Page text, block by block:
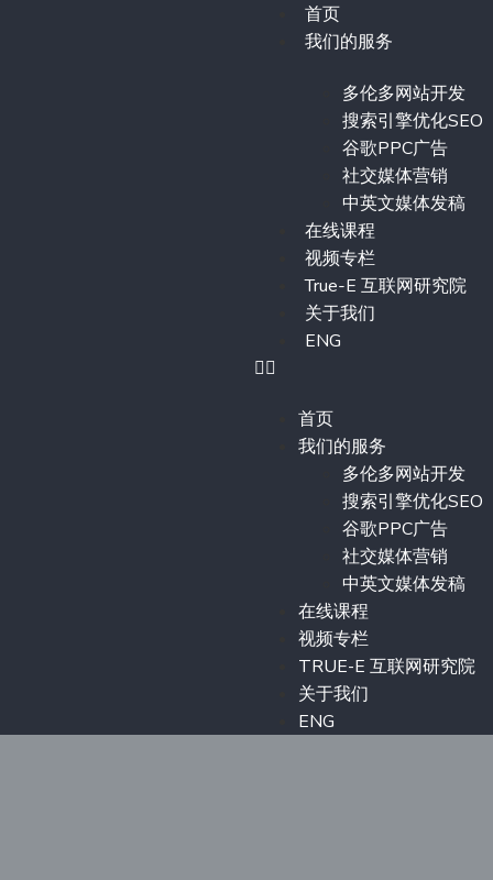
首页
我们的服务
多伦多网站开发
搜索引擎优化SEO
谷歌PPC广告
社交媒体营销
中英文媒体发稿
在线课程
视频专栏
True-E 互联网研究院
关于我们
ENG
首页
我们的服务
多伦多网站开发
搜索引擎优化SEO
谷歌PPC广告
社交媒体营销
中英文媒体发稿
在线课程
视频专栏
TRUE-E 互联网研究院
关于我们
ENG